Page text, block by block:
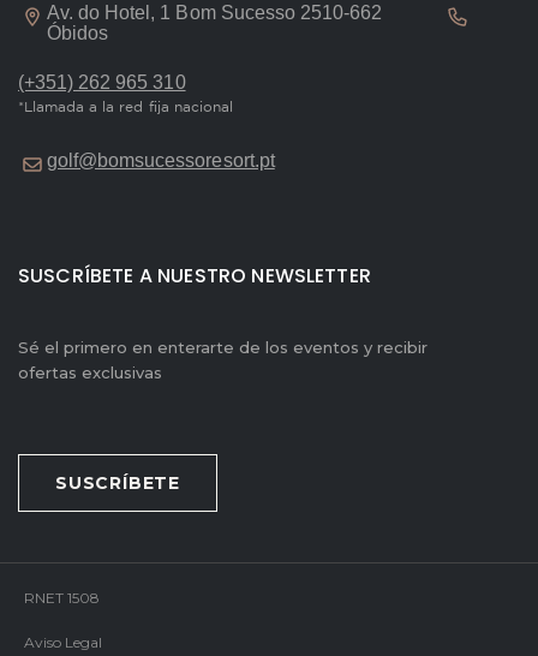
Av. do Hotel, 1 Bom Sucesso 2510-662
Óbidos
(+351) 262 965 310
*Llamada a la red fija nacional
golf@bomsucessoresort.pt
SUSCRÍBETE A NUESTRO NEWSLETTER
Sé el primero en enterarte de los eventos y recibir
ofertas exclusivas
SUSCRÍBETE
RNET 1508
Aviso Legal